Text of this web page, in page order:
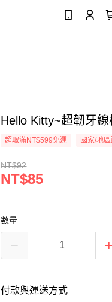
Hello Kitty~超韌牙線
超取滿NT$599免運 國家/地
NT$92
NT$85
數量
付款與運送方式